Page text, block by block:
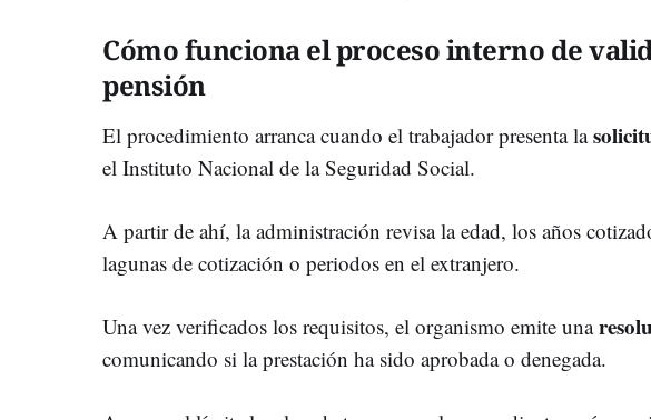
Cómo funciona el proceso interno de
pensión
El procedimiento arranca cuando el trabajador presenta la
el Instituto Nacional de la Seguridad Social.
A partir de ahí, la administración revisa la edad, los años
lagunas de cotización o periodos en el extranjero.
Una vez verificados los requisitos, el organismo emite una
comunicando si la prestación ha sido aprobada o denegada.